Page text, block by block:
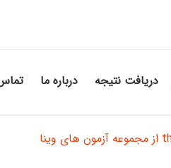
دریافت نتیجه درباره ما